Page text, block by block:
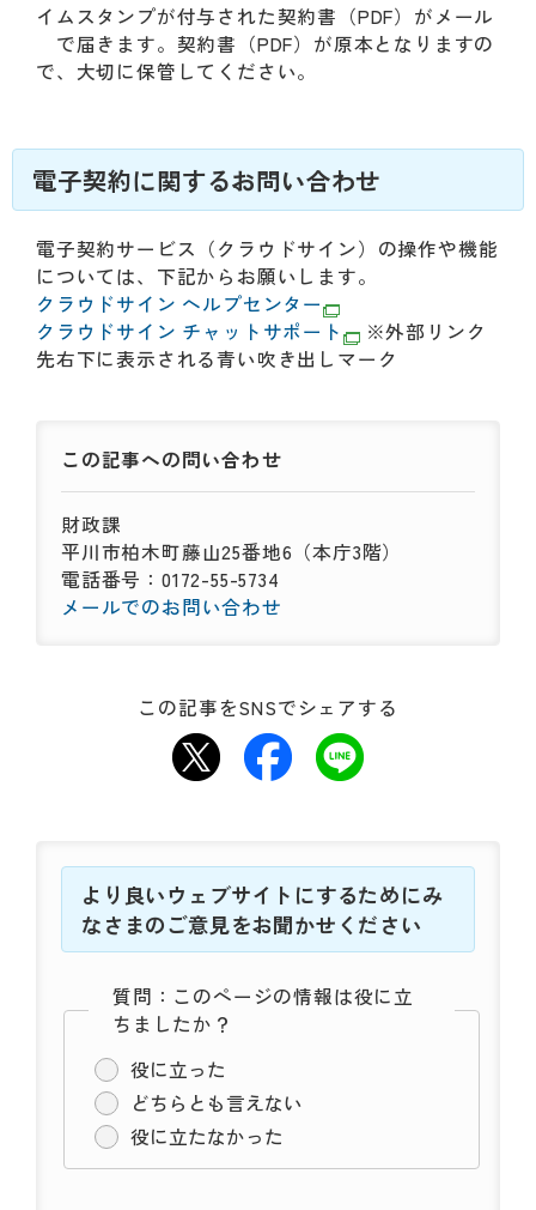
イムスタンプが付与された契約書（PDF）がメール
で届きます。契約書（PDF）が原本となりますの
で、大切に保管してください。
電子契約に関するお問い合わせ
電子契約サービス（クラウドサイン）の操作や機能
については、下記からお願いします。
クラウドサイン ヘルプセンター
クラウドサイン チャットサポート
※外部リンク
先右下に表示される青い吹き出しマーク
この記事への問い合わせ
財政課
平川市柏木町藤山25番地6（本庁3階）
電話番号：0172-55-5734
メールでのお問い合わせ
この記事をSNSでシェアする
より良いウェブサイトにするためにみ
なさまのご意見をお聞かせください
質問：このページの情報は役に立
ちましたか？
役に立った
どちらとも言えない
役に立たなかった